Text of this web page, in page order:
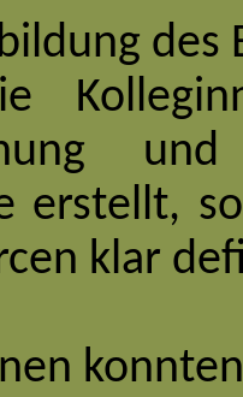
des
erstellt,
klar